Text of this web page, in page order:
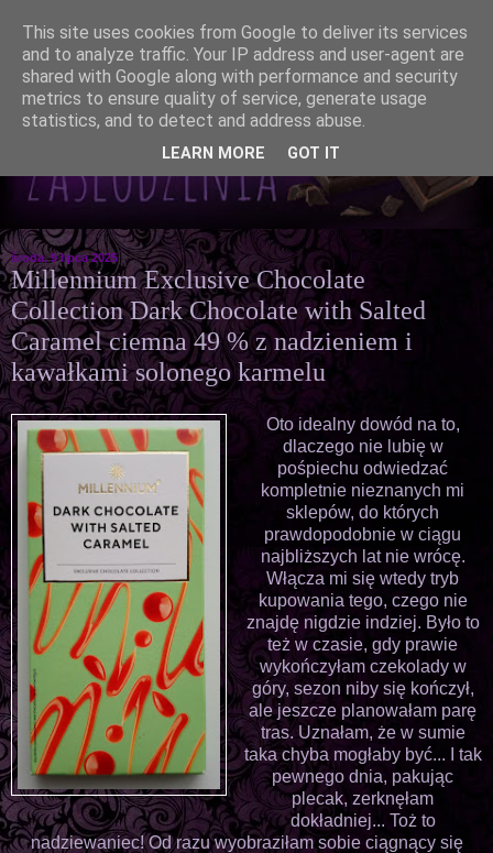
środa, 9 lipca 2025
Millennium Exclusive Chocolate
Collection Dark Chocolate with Salted
Caramel ciemna 49 % z nadzieniem i
kawałkami solonego karmelu
Oto idealny dowód na to,
dlaczego nie lubię w
pośpiechu odwiedzać
kompletnie nieznanych mi
sklepów, do których
prawdopodobnie w ciągu
najbliższych lat nie wrócę.
Włącza mi się wtedy tryb
kupowania tego, czego nie
znajdę nigdzie indziej. Było to
też w czasie, gdy prawie
wykończyłam czekolady w
góry, sezon niby się kończył,
ale jeszcze planowałam parę
tras. Uznałam, że w sumie
taka chyba mogłaby być... I tak
pewnego dnia, pakując
plecak, zerknęłam
dokładniej... Toż to
nadziewaniec! Od razu wyobraziłam sobie ciągnący się
This site uses cookies from Google to deliver its services
and to analyze traffic. Your IP address and user-agent are
shared with Google along with performance and security
metrics to ensure quality of service, generate usage
statistics, and to detect and address abuse.
LEARN MORE GOT IT